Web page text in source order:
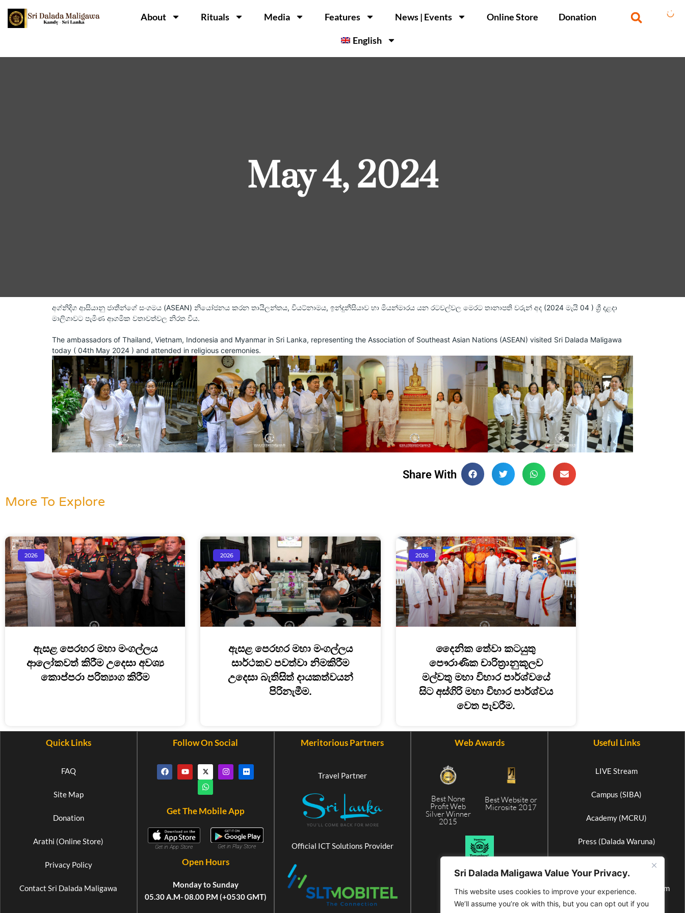
Sri Dalada Maligawa Value Your Privacy.
This website uses cookies to improve your experience.
We’ll assume you’re ok with this, but you can opt out if you
About Rituals Media Features News | Events Online Store Donation
English
May 4, 2024
අග්නිදිග ආසියානු ජාතීන්ගේ සංගමය (ASEAN) නියෝජනය කරන තායිලන්තය, වියට්නාමය, ඉන්දුනීසියාව හා මියන්මාරය යන රටවල්වල මෙරට තානාපති වරුන් අද (2024 මැයි 04 ) ශ් රී දළදා
මාලිගාවට පැමිණ ආගමික වතාවත්වල නිරත විය.
The ambassadors of Thailand, Vietnam, Indonesia and Myanmar in Sri Lanka, representing the Association of Southeast Asian Nations (ASEAN) visited Sri Dalada Maligawa
today ( 04th May 2024 ) and attended in religious ceremonies.
Share With
More To Explore
2026
ඇසළ පෙරහර මහා මංගල්ලය
ආලෝකවත් කිරීම උදෙසා අවශ්‍ය
කොප්පරා පරිත්‍යාග කිරීම
2026
ඇසළ පෙරහර මහා මංගල්ලය
සාර්ථකව පවත්වා නිමකිරීම
උදෙසා බැතිසිත් දායකත්වයන්
පිරිනැමීම.
2026
දෛනික තේවා කටයුතු
පෞරාණික චාරිත්‍රානුකූලව
මල්වතු මහා විහාර පාර්ශ්වයේ
සිට අස්ගිරි මහා විහාර පාර්ශ්වය
වෙත පැවරීම.
Quick Links
FAQ
Site Map
Donation
Arathi (Online Store)
Privacy Policy
Contact Sri Dalada Maligawa
Follow On Social
Get The Mobile App
Get in App Store Get in Play Store
Open Hours
Monday to Sunday
05.30 A.M- 08.00 P.M (+0530 GMT)
Meritorious Partners
Travel Partner
Official ICT Solutions Provider
Web Awards
Best None
Profit Web
Silver Winner
2015
Best Website or
Microsite 2017
Useful Links
LIVE Stream
Campus (SIBA)
Academy (MCRU)
Press (Dalada Waruna)
Elephant Home (Athgala)
International Buddhist Museum